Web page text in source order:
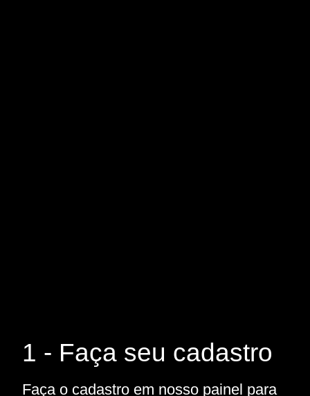
1 - Faça seu cadastro
Faça o cadastro em nosso painel para